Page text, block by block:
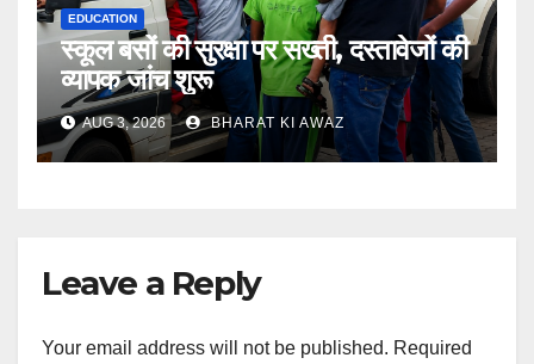
EDUCATION
स्कूल बसों की सुरक्षा पर सख्ती, दस्तावेजों की
व्यापक जांच शुरू
AUG 3, 2026 BHARAT KI AWAZ
Leave a Reply
Your email address will not be published. Required